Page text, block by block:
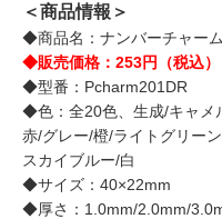
＜商品情報＞
◆商品名：ナンバーチャ
◆販売価格：253円（税込）
◆型番：Pcharm201DR
◆色：全20色、生成/キャメ
赤/グレー/橙/ライトグリー
スカイブルー/白
◆サイズ：40×22mm
◆厚さ：1.0mm/2.0mm/